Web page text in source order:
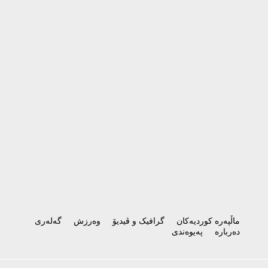
ماڵپەرە کوردیەکان گرافیک و ڤیدیۆ وەرزش
گەلەری
دەربارە
پەیوەندی